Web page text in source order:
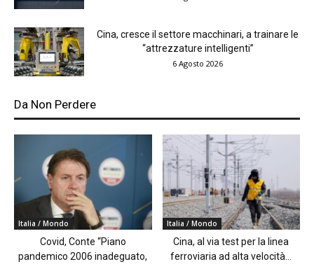
Cina, cresce il settore macchinari, a trainare le
“attrezzature intelligenti”
6 Agosto 2026
Da Non Perdere
Italia / Mondo
Covid, Conte “Piano
pandemico 2006 inadeguato,
Italia / Mondo
Cina, al via test per la linea
ferroviaria ad alta velocità...